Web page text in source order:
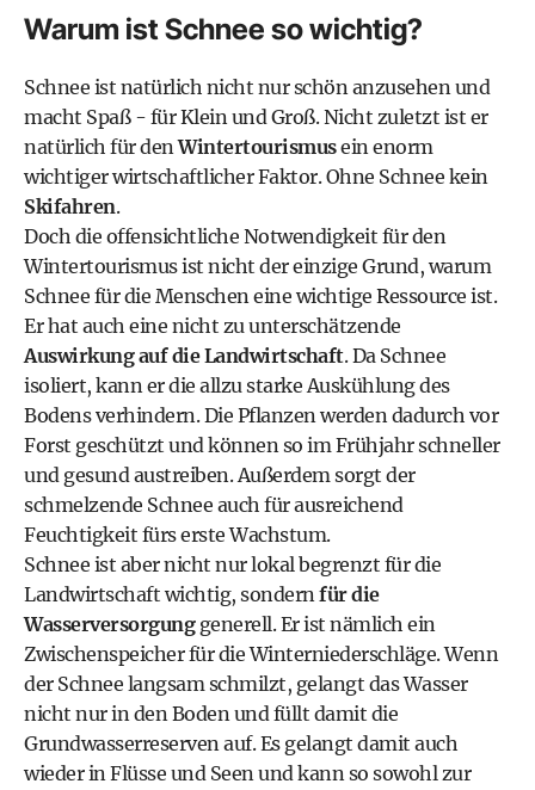
Warum ist Schnee so wichtig?
Schnee ist natürlich nicht nur schön anzusehen und
macht Spaß - für Klein und Groß. Nicht zuletzt ist er
natürlich für denWintertourismusein enorm
wichtiger wirtschaftlicher Faktor. Ohne Schnee kein
Skifahren.
Doch die offensichtliche Notwendigkeit für den
Wintertourismus ist nicht der einzige Grund, warum
Schnee für die Menschen eine wichtige Ressource ist.
Er hat auch eine nicht zu unterschätzende
Auswirkung auf die Landwirtschaft. Da Schnee
isoliert, kann er die allzu starke Auskühlung des
Bodens verhindern. Die Pflanzen werden dadurch vor
Forst geschützt und können so im Frühjahr schneller
und gesund austreiben. Außerdem sorgt der
schmelzende Schnee auch für ausreichend
Feuchtigkeit fürs erste Wachstum.
Schnee ist aber nicht nur lokal begrenzt für die
Landwirtschaft wichtig, sondernfür die
Wasserversorgunggenerell. Er ist nämlich ein
Zwischenspeicher für die Winterniederschläge. Wenn
der Schnee langsam schmilzt, gelangt das Wasser
nicht nur in den Boden und füllt damit die
Grundwasserreserven auf. Es gelangt damit auch
wieder in Flüsse und Seen und kann so sowohl zur